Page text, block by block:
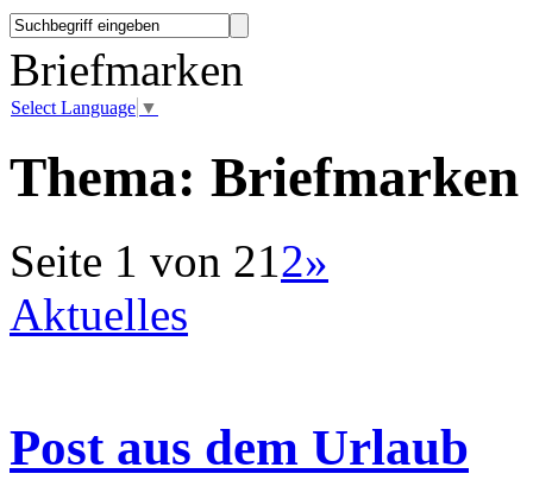
Briefmarken
Select Language ▼
Thema: Briefmarken
Seite 1 von 212»
Aktuelles
Post aus dem Urlaub